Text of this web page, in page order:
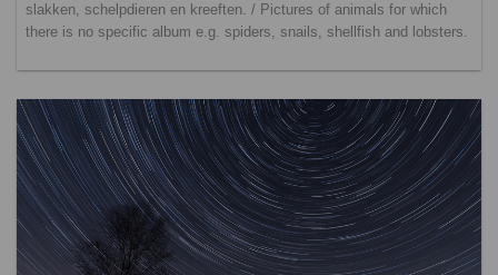
slakken, schelpdieren en kreeften. / Pictures of animals for which
there is no specific album e.g. spiders, snails, shellfish and lobsters.